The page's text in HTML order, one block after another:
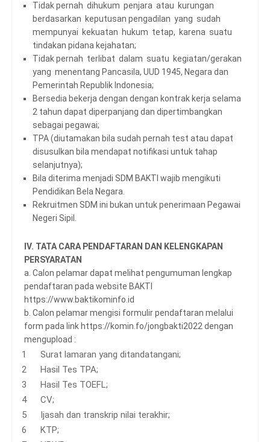
Tidak pernah dihukum penjara atau kurungan
berdasarkan keputusan pengadilan yang sudah
mempunyai kekuatan hukum tetap, karena suatu
tindakan pidana kejahatan;
Tidak pernah terlibat dalam suatu kegiatan/gerakan
yang menentang Pancasila, UUD 1945, Negara dan
Pemerintah Republik Indonesia;
Bersedia bekerja dengan dengan kontrak kerja selama
2 tahun dapat diperpanjang dan dipertimbangkan
sebagai pegawai;
TPA (diutamakan bila sudah pernah test atau dapat
disusulkan bila mendapat notifikasi untuk tahap
selanjutnya);
Bila diterima menjadi SDM BAKTI wajib mengikuti
Pendidikan Bela Negara.
Rekruitmen SDM ini bukan untuk penerimaan Pegawai
Negeri Sipil.
IV. TATA CARA PENDAFTARAN DAN KELENGKAPAN
PERSYARATAN
a. Calon pelamar dapat melihat pengumuman lengkap
pendaftaran pada website BAKTI
https://www.baktikominfo.id
b. Calon pelamar mengisi formulir pendaftaran melalui
form pada link https://komin.fo/jongbakti2022 dengan
mengupload :
Surat lamaran yang ditandatangani;
Hasil Tes TPA;
Hasil Tes TOEFL;
CV;
Ijasah dan transkrip nilai terakhir;
KTP;